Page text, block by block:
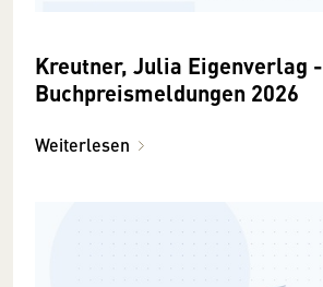
Kreutner, Julia Eigenverlag -
Buchpreismeldungen 2026
Weiterlesen